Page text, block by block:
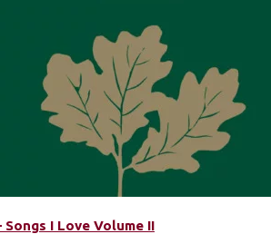
Songs I Love Volume II